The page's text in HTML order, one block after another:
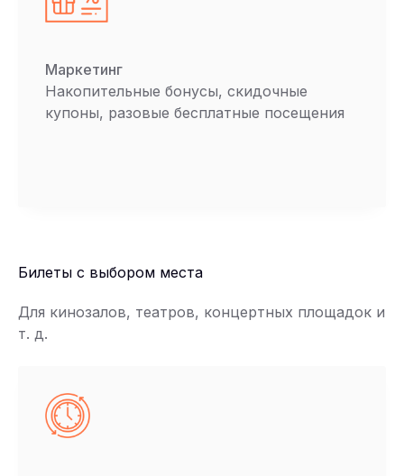
Маркетинг
Накопительные бонусы, скидочные
купоны, разовые бесплатные посещения
Билеты с выбором места
Для кинозалов, театров, концертных площадок и
т. д.